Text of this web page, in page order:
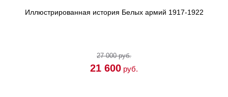
Иллюстрированная история Белых армий 1917-1922
27 000 руб.
21 600 руб.